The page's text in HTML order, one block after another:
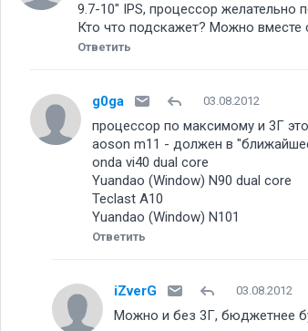
9.7-10" IPS, процессор желательно
Кто что подскажет? Можно вместе
Ответить
g0ga 03.08.2012
процессор по максимому и 3Г
aoson m11 - должен в
onda vi40 dual core
Yuandao (Window) N90 dual core
Teclast A10
Yuandao (Window) N101
Ответить
iZverG 03.08.2012
Можно и без 3Г, бюджетнее